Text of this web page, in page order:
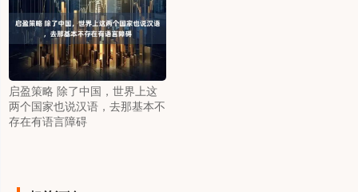
启盈策略 除了中国，世界上这
两个国家也说汉语，去那基本不
存在有语言障碍